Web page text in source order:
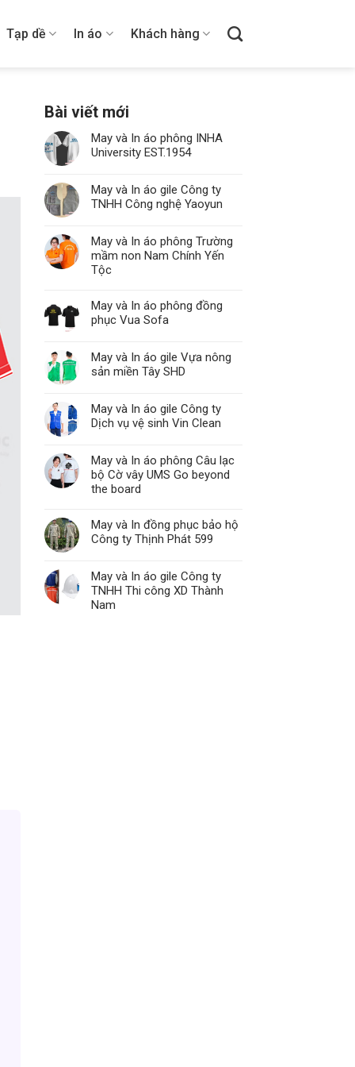
Tạp dề In áo Khách hàng
Bài viết mới
May và In áo phông INHA
University EST.1954
May và In áo gile Công ty
TNHH Công nghệ Yaoyun
May và In áo phông Trường
mầm non Nam Chính Yến
Tộc
May và In áo phông đồng
phục Vua Sofa
May và In áo gile Vựa nông
sản miền Tây SHD
May và In áo gile Công ty
Dịch vụ vệ sinh Vin Clean
May và In áo phông Câu lạc
bộ Cờ vây UMS Go beyond
the board
May và In đồng phục bảo hộ
Công ty Thịnh Phát 599
May và In áo gile Công ty
TNHH Thi công XD Thành
Nam